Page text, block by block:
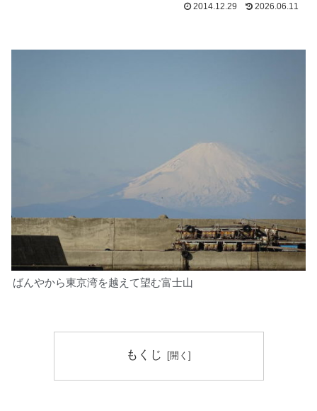
2014.12.29 2026.06.11
ばんやから東京湾を越えて望む富士山
もくじ